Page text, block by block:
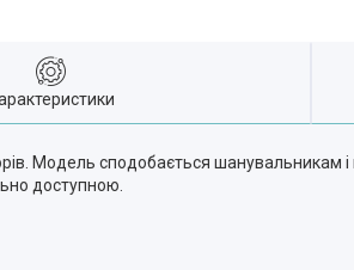
Модель сподобається
доступною.